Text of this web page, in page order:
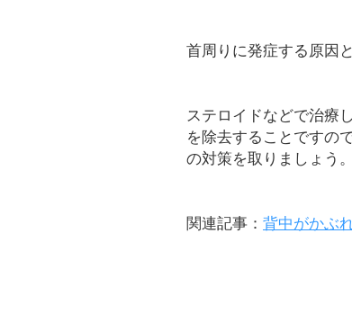
首周りに発症する原因
ステロイドなどで治療
を除去することですので
の対策を取りましょう。
関連記事： 背中がかぶ